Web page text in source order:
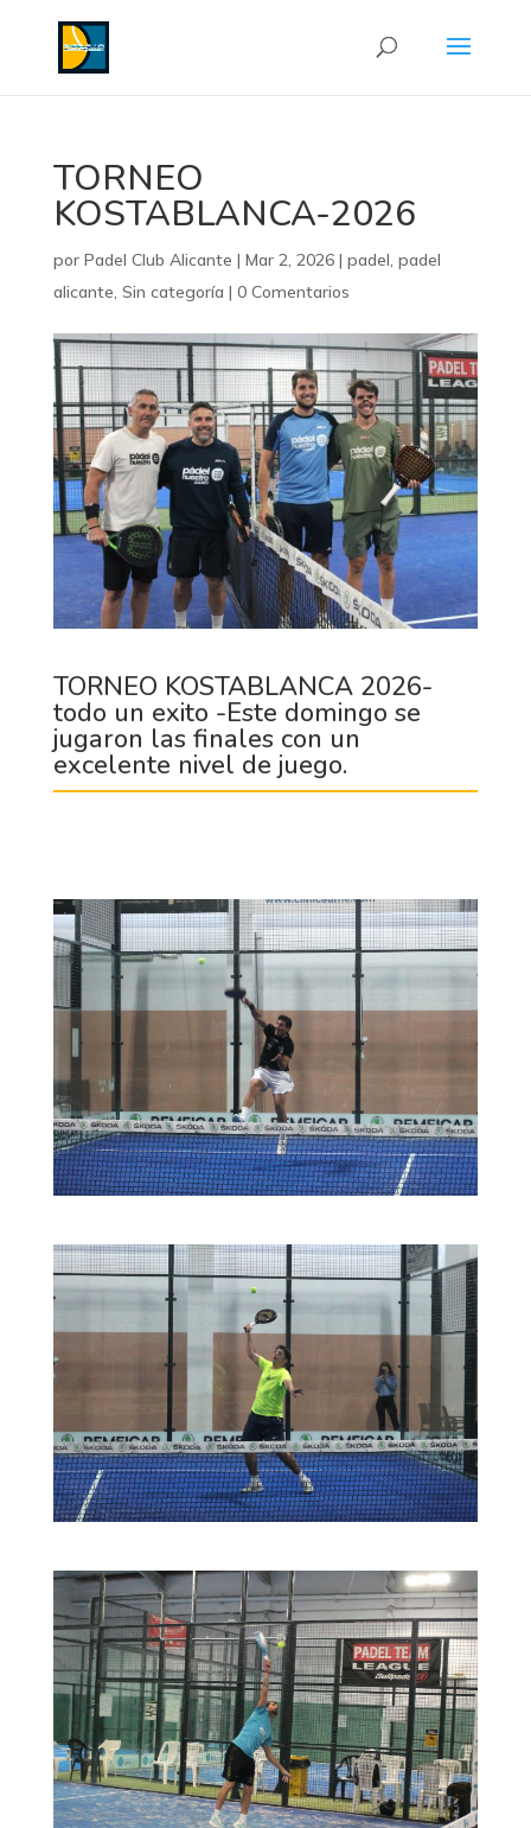
TORNEO
KOSTABLANCA-2026
por Padel Club Alicante | Mar 2, 2026| padel, padel
alicante, Sin categoría | 0 Comentarios
TORNEO KOSTABLANCA 2026-
todo un exito -Este domingo se
jugaron las finales con un
excelente nivel de juego.